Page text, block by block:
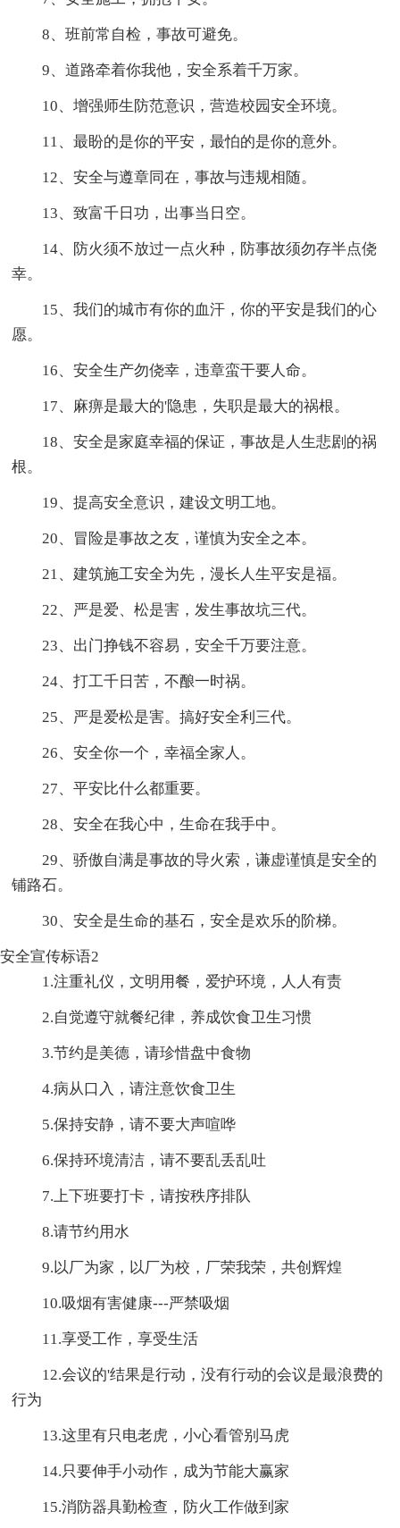
8、班前常自检，事故可避免。
9、道路牵着你我他，安全系着千万家。
10、增强师生防范意识，营造校园安全环境。
11、最盼的是你的平安，最怕的是你的意外。
12、安全与遵章同在，事故与违规相随。
13、致富千日功，出事当日空。
14、防火须不放过一点火种，防事故须勿存半点侥
幸。
15、我们的城市有你的血汗，你的平安是我们的心
愿。
16、安全生产勿侥幸，违章蛮干要人命。
17、麻痹是最大的'隐患，失职是最大的祸根。
18、安全是家庭幸福的保证，事故是人生悲剧的祸
根。
19、提高安全意识，建设文明工地。
20、冒险是事故之友，谨慎为安全之本。
21、建筑施工安全为先，漫长人生平安是福。
22、严是爱、松是害，发生事故坑三代。
23、出门挣钱不容易，安全千万要注意。
24、打工千日苦，不酿一时祸。
25、严是爱松是害。搞好安全利三代。
26、安全你一个，幸福全家人。
27、平安比什么都重要。
28、安全在我心中，生命在我手中。
29、骄傲自满是事故的导火索，谦虚谨慎是安全的
铺路石。
30、安全是生命的基石，安全是欢乐的阶梯。
安全宣传标语2
1.注重礼仪，文明用餐，爱护环境，人人有责
2.自觉遵守就餐纪律，养成饮食卫生习惯
3.节约是美德，请珍惜盘中食物
4.病从口入，请注意饮食卫生
5.保持安静，请不要大声喧哗
6.保持环境清洁，请不要乱丢乱吐
7.上下班要打卡，请按秩序排队
8.请节约用水
9.以厂为家，以厂为校，厂荣我荣，共创辉煌
10.吸烟有害健康---严禁吸烟
11.享受工作，享受生活
12.会议的'结果是行动，没有行动的会议是最浪费的
行为
13.这里有只电老虎，小心看管别马虎
14.只要伸手小动作，成为节能大赢家
15.消防器具勤检查，防火工作做到家